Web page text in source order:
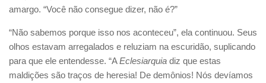
amargo. “Você não consegue dizer, não é?”
“Não sabemos porque isso nos aconteceu”, ela continuou. Seus
olhos estavam arregalados e reluziam na escuridão, suplicando
para que ele entendesse. “AEclesiarquia diz que estas
maldições são traços de heresia! De demônios! Nós devíamos